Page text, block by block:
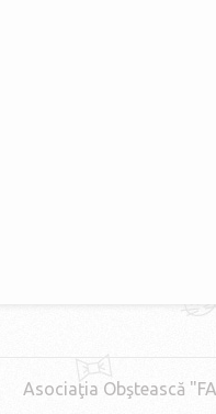
Asociaţia Obştească